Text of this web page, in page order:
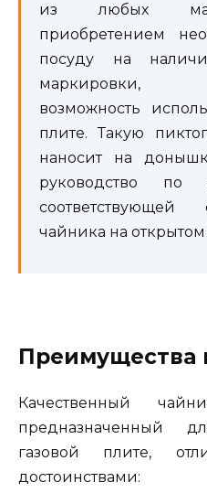
из любых
приобретением
посуду на
маркировки,
возможность
плите. Такую
наносит на
руководство по
соответствующей
чайника на
Преимущества
Качественный
предназначенный
газовой плите,
достоинствами: